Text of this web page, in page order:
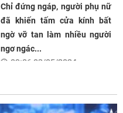
Chỉ đứng ngáp, người phụ nữ
đã khiến tấm cửa kính bất
ngờ vỡ tan làm nhiều người
ngơ ngác...
09:06 03/05/2024